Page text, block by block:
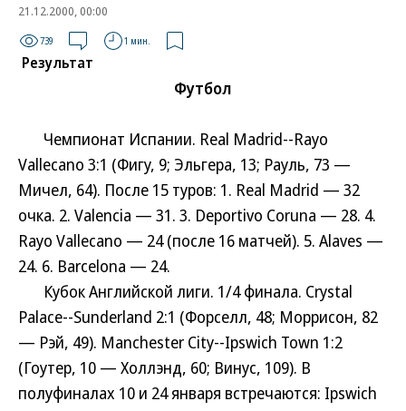
21.12.2000, 00:00
739 1 мин.
Результат
Футбол
Чемпионат Испании. Real Madrid--Rayo
Vallecano 3:1 (Фигу, 9; Эльгера, 13; Рауль, 73 —
Мичел, 64). После 15 туров: 1. Real Madrid — 32
очка. 2. Valencia — 31. 3. Deportivo Coruna — 28. 4.
Rayo Vallecano — 24 (после 16 матчей). 5. Alaves —
24. 6. Barcelona — 24.
Кубок Английской лиги. 1/4 финала. Crystal
Palace--Sunderland 2:1 (Форселл, 48; Моррисон, 82
— Рэй, 49). Manchester City--Ipswich Town 1:2
(Гоутер, 10 — Холлэнд, 60; Винус, 109). В
полуфиналах 10 и 24 января встречаются: Ipswich